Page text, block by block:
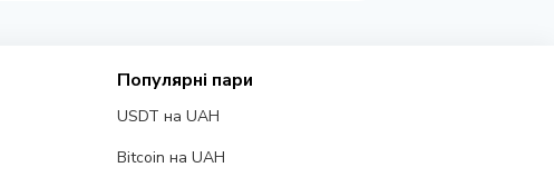
Популярні пари
USDT на UAH
Bitcoin на UAH